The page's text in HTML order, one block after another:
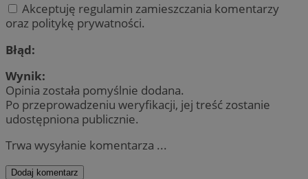
Akceptuję regulamin zamieszczania komentarzy
oraz politykę prywatności.
Błąd:
Wynik:
Opinia została pomyślnie dodana.
Po przeprowadzeniu weryfikacji, jej treść zostanie
udostępniona publicznie.
Trwa wysyłanie komentarza ...
Dodaj komentarz